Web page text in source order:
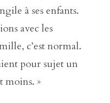
à ses enfants.
avec les
c’est normal.
pour sujet un
moins. »